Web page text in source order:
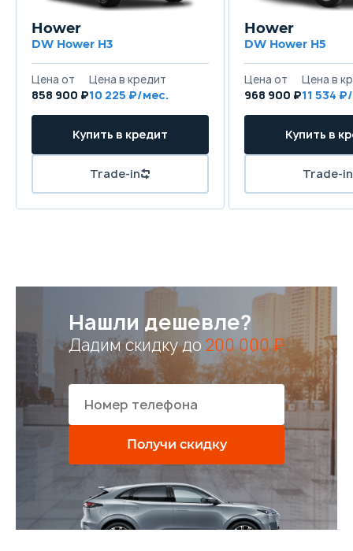
Hower
DW Hower H3
Цена от
858 900 ₽
Цена в кредит
10 225 ₽/мес.
Купить в кредит
Trade-in
Hower
DW Hower H5
Цена от
968 900 ₽
Цена в
11 534
Купить в
Trade-in
Нашли дешевле?
Дадим скидку до 200 000 ₽
Получи скидку